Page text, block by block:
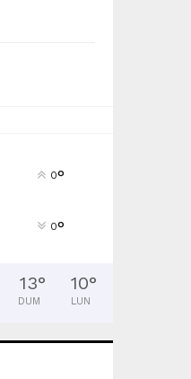
0°
0°
13°
DUM
10°
LUN